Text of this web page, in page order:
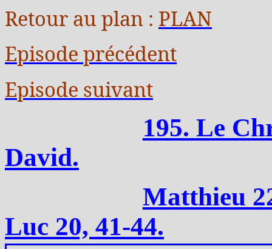
Retour au plan : PLAN
Episode précédent
Episode suivant
195. Le
David.
Matthieu
Luc 20, 41-44.